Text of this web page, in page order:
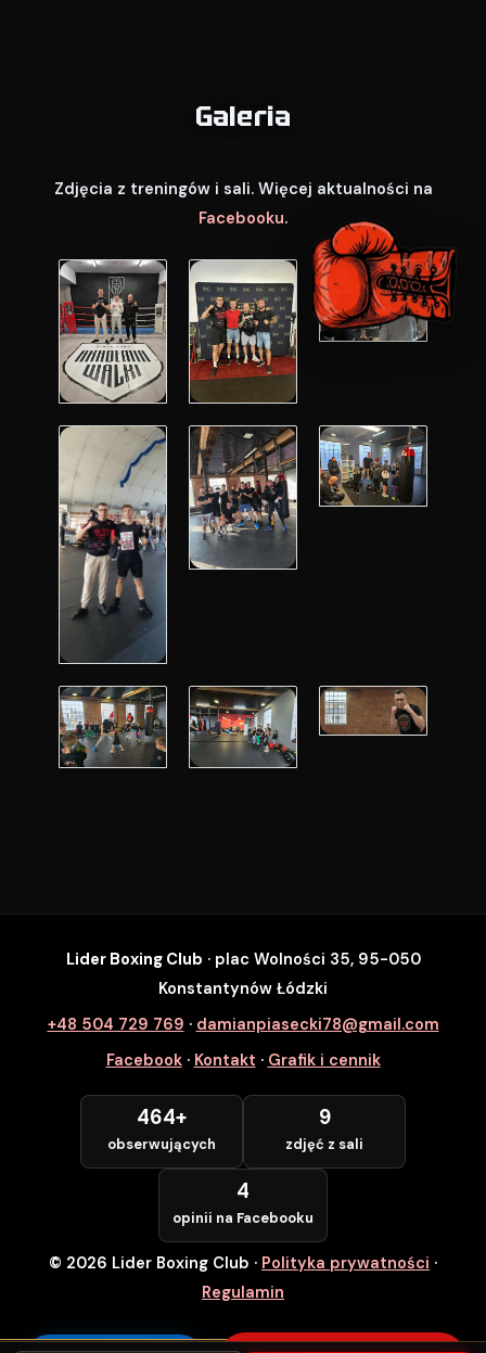
Galeria
Zdjęcia z treningów i sali. Więcej aktualności na
Facebooku.
SZYBKI ZAPIS
Zapisz się na wybrane zajęcia
Numer Telefonu *
POTWIERDZAM — WCHODZĘ ZA
DARMO
Lider Boxing Club · plac Wolności 35, 95-050
Konstantynów Łódzki
+48 504 729 769 · damianpiasecki78@gmail.com
Facebook· Kontakt · Grafik i cennik
464+
obserwujących
9
zdjęć z sali
4
opinii na Facebooku
© 2026 Lider Boxing Club · Polityka prywatności ·
Regulamin